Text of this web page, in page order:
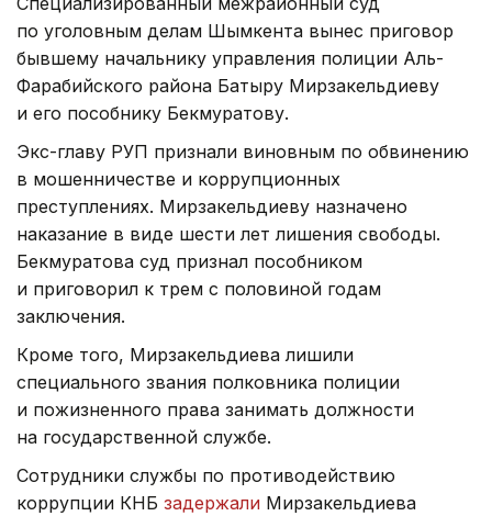
по уголовным делам Шымкента вынес приговор
бывшему начальнику управления полиции Аль-
Фарабийского района Батыру Мирзакельдиеву
и его пособнику Бекмуратову.
Экс-главу РУП признали виновным по обвинению
в мошенничестве и коррупционных
преступлениях. Мирзакельдиеву назначено
наказание в виде шести лет лишения свободы.
Бекмуратова суд признал пособником
и приговорил к трем с половиной годам
заключения.
Кроме того, Мирзакельдиева лишили
специального звания полковника полиции
и пожизненного права занимать должности
на государственной службе.
Сотрудники службы по противодействию
коррупции КНБ задержали Мирзакельдиева